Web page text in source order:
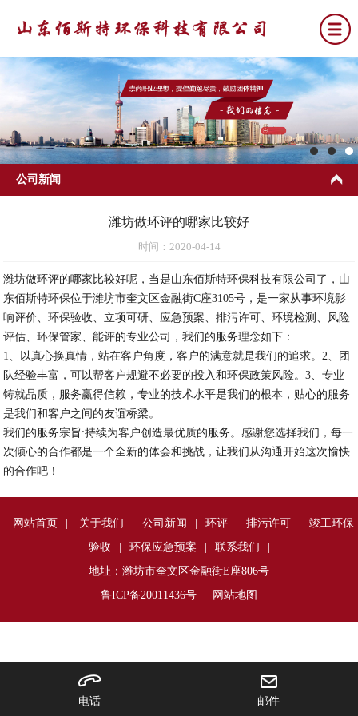
网站首页
关于我们
公司新闻
排污许可
竣工环保验收
环保应急预案
联系我们
公司新闻
潍坊做环评的哪家比较好
时间：2020-04-14
潍坊做环评的哪家比较好呢，当是山东佰斯特环保科技有限公司了，山
东佰斯特环保位于潍坊市奎文区金融街C座3105号，是一家从事环境影
响评价、环保验收、立项可研、应急预案、排污许可、环境检测、风险
评估、环保管家、能评的专业公司，我们的服务理念如下：
1、以真心换真情，站在客户角度，客户的满意就是我们的追求。2、团
队经验丰富，可以帮客户规避不必要的投入和环保政策风险。3、专业
铸就品质，服务赢得信赖，专业的技术水平是我们的根本，贴心的服务
是我们和客户之间的友谊桥梁。
我们的服务宗旨:持续为客户创造最优质的服务。感谢您选择我们，每一
次倾心的合作都是一个全新的体会和挑战，让我们从沟通开始这次愉快
的合作吧！
网站首页 关于我们 公司新闻 环评 排污许可
竣工环保
验收
环保应急预案 联系我们
地址：潍坊市奎文区金融街E座806号
鲁ICP备20011436号
网站地图
电话 邮件